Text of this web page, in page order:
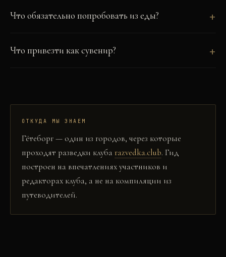
Что обязательно попробовать из еды?
Что привезти как сувенир?
ОТКУДА МЫ ЗНАЕМ
Гётеборг— один из городов, через которые
проходят разведки клуба razvedka.club. Гид
построен на впечатлениях участников и
редакторах клуба, а не на компиляции из
путеводителей.